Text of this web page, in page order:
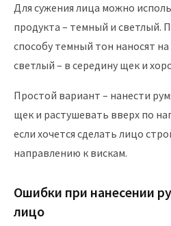
Для сужения лица можно
продукта – темный и светлый.
способу темный тон наносят
светлый – в середину щек и
Простой вариант – нанести
щек и растушевать вверх по
если хочется сделать лицо
направлению к вискам.
Ошибки при нанесении
лицо